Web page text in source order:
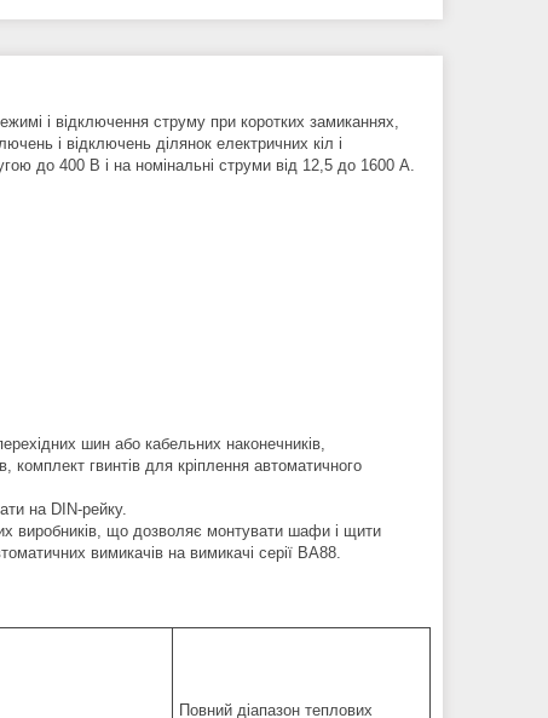
і відключення струму при коротких замиканнях,
і відключень ділянок електричних кіл і
до 400 В і на номінальні струми від 12,5 до 1600 А.
шин або кабельних наконечників,
комплект гвинтів для кріплення автоматичного
на DIN-рейку.
виробників, що дозволяє монтувати шафи і щити
вимикачів на вимикачі серії ВА88.
Повний діапазон теплових